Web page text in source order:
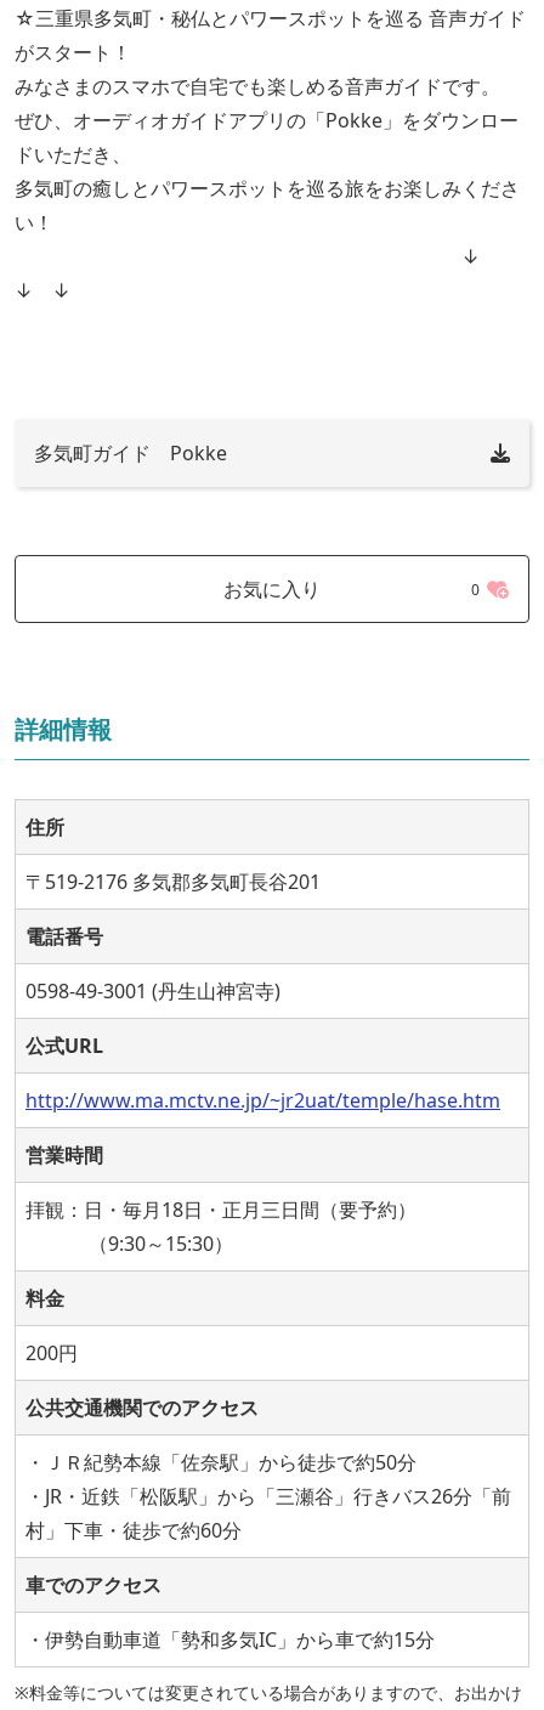
☆三重県多気町・秘仏とパワースポットを巡る 音声ガイド
がスタート！
みなさまのスマホで自宅でも楽しめる音声ガイドです。
ぜひ、オーディオガイドアプリの「Pokke」をダウンロー
ドいただき、
多気町の癒しとパワースポットを巡る旅をお楽しみくださ
い！
↓
↓ ↓
多気町ガイド Pokke
お気に入り 0
詳細情報
住所
〒519-2176 多気郡多気町長谷201
電話番号
0598-49-3001 (丹生山神宮寺)
公式URL
http://www.ma.mctv.ne.jp/~jr2uat/temple/hase.htm
営業時間
拝観：日・毎月18日・正月三日間（要予約）
（9:30～15:30）
料金
200円
公共交通機関でのアクセス
・ＪＲ紀勢本線「佐奈駅」から徒歩で約50分
・JR・近鉄「松阪駅」から「三瀬谷」行きバス26分「前
村」下車・徒歩で約60分
車でのアクセス
・伊勢自動車道「勢和多気IC」から車で約15分
※料金等については変更されている場合がありますので、お出かけ